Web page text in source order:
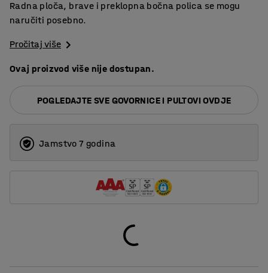
Radna ploča, brave i preklopna bočna polica se mogu
naručiti posebno.
Pročitaj više
Ovaj proizvod više nije dostupan.
POGLEDAJTE SVE GOVORNICE I PULTOVI OVDJE
Jamstvo 7 godina